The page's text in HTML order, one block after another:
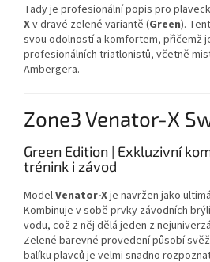
Tady je profesionální popis pro
Xv dravé zelené variantě (Green).
svou odolností a komfortem, přičemž
profesionálních triatlonistů, včetně
Ambergera.
Zone3 Venator-X
Green Edition | Exkluzivní
trénink i závod
ModelVenator-Xje navržen jako
Kombinuje v sobě prvky závodních
vodu, což z něj dělá jeden z
Zelené barevné provedení působí
balíku plavců je velmi snadno